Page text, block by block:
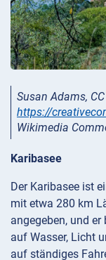
Susan Adams,
https://
Wikimedia
Karibasee
Der Karibasee ist
mit etwa 280 km
angegeben, und
auf Wasser, Licht
auf ständiges